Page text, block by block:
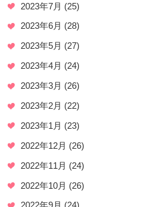
2023年7月 (25)
2023年6月 (28)
2023年5月 (27)
2023年4月 (24)
2023年3月 (26)
2023年2月 (22)
2023年1月 (23)
2022年12月 (26)
2022年11月 (24)
2022年10月 (26)